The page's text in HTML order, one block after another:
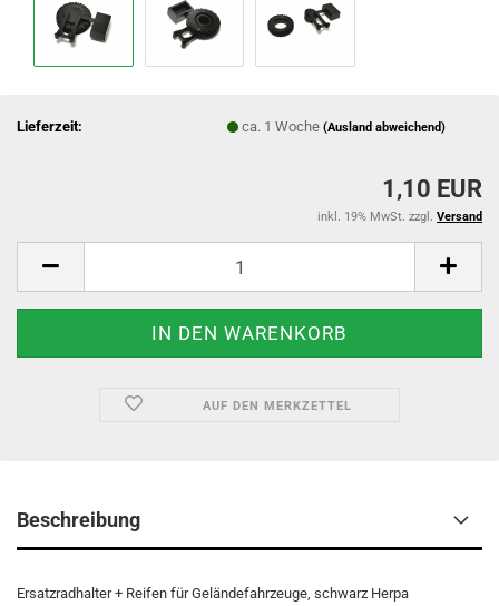
Lieferzeit: ca. 1 Woche(Ausland abweichend)
1,10 EUR
inkl. 19% MwSt. zzgl. Versand
AUF DEN MERKZETTEL
Beschreibung
Ersatzradhalter + Reifen für Geländefahrzeuge, schwarz Herpa